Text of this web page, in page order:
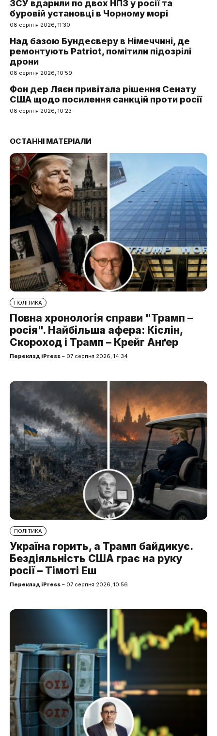
ЗСУ вдарили по двох НПЗ у росії та
буровій установці в Чорному морі
08 серпня 2026, 11:30
Над базою Бундесверу в Німеччині, де
ремонтують Patriot, помітили підозрілі
дрони
08 серпня 2026, 10:59
Фон дер Ляєн привітала рішення Сенату
США щодо посилення санкцій проти росії
08 серпня 2026, 10:23
ОСТАННІ МАТЕРІАЛИ
ПОЛІТИКА
Повна хронологія справи "Трамп –
росія". Найбільша афера: Кіслін,
Скороход і Трамп – Крейг Анґер
Переклад iPress – 07 серпня 2026, 14:34
ПОЛІТИКА
Україна горить, а Трамп байдикує.
Бездіяльність США грає на руку
росії – Тімоті Еш
Переклад iPress – 07 серпня 2026, 10:56